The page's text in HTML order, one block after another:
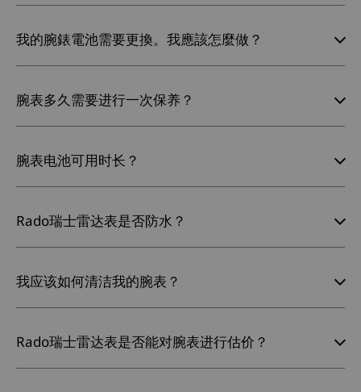
我的腕錶電池需要更換。我應該怎麼做？
腕表多久需要进行一次保养？
腕表电池可用时长？
Rado瑞士雷达表是否防水？
我应该如何清洁我的腕表？
Rado瑞士雷达表是否能对腕表进行估价？